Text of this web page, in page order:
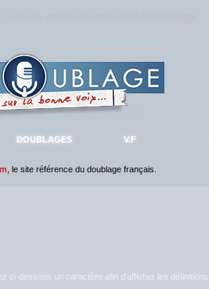
DOUBLAGES V.F
, le site référence du doublage français.
ci-dessous un caractère afin d'afficher les